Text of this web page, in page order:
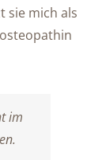
sie mich als
im